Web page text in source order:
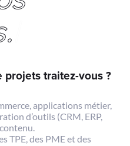
traitez-vous ?
applications métier,
d’outils (CRM, ERP,
TPE, des PME et des
sur des projets
continu.